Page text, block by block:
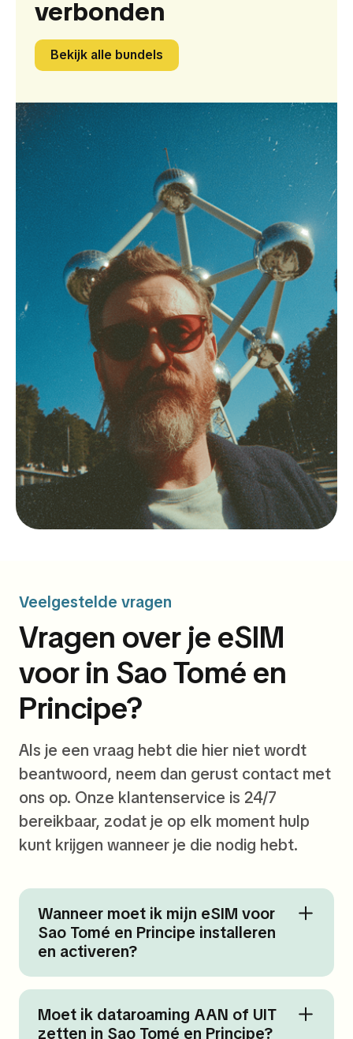
verbonden
Bekijk alle bundels
Veelgestelde vragen
Vragen over je eSIM
voor in Sao Tomé en
Principe?
Als je een vraag hebt die hier niet wordt
beantwoord, neem dan gerust contact met
ons op. Onze klantenservice is 24/7
bereikbaar, zodat je op elk moment hulp
kunt krijgen wanneer je die nodig hebt.
Wanneer moet ik mijn eSIM voor
Sao Tomé en Principe installeren
en activeren?
Moet ik dataroaming AAN of UIT
zetten in Sao Tomé en Principe?